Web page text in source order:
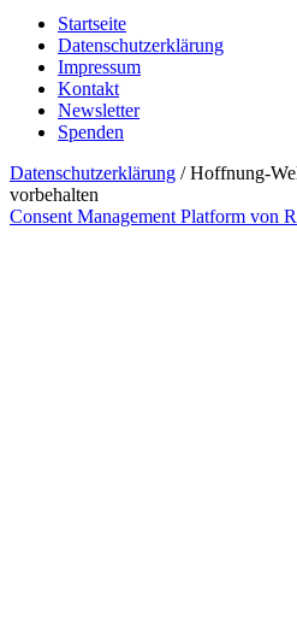
Startseite
Datenschutzerklärung
Impressum
Kontakt
Newsletter
Spenden
Datenschutzerklärung / Hoffnung-
vorbehalten
Consent Management Platform von